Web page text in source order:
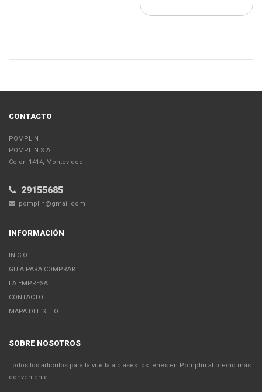
CONTACTO
POMPLIN
POMPLIN S.A
Colon 1414, Montevideo
29155685
pomplin@gmail.com
INFORMACIÓN
INICIO
GUIA PARA COMPRAR
LA EMPRESA
CONTACTO
MAPA DEL SITIO
SOBRE NOSOTROS
Todos los articulos para la vuelta a clases los tenes en Pomplin al precio más
conveniente!